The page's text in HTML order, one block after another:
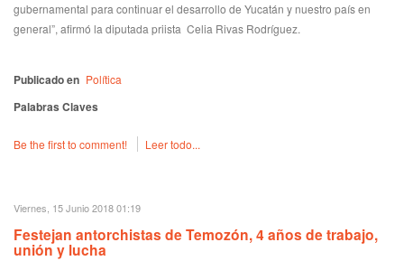
gubernamental para continuar el desarrollo de Yucatán y nuestro país en
general”, afirmó la diputada priista Celia Rivas Rodríguez.
Publicado en Política
Palabras Claves
Be the first to comment! Leer todo...
Viernes, 15 Junio 2018 01:19
Festejan antorchistas de Temozón, 4 años de trabajo,
unión y lucha